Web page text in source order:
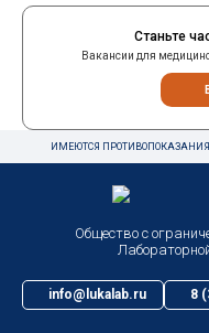
Станьте
Вакансии для
ИМЕЮТСЯ
Общество с
info@lukalab.ru 8